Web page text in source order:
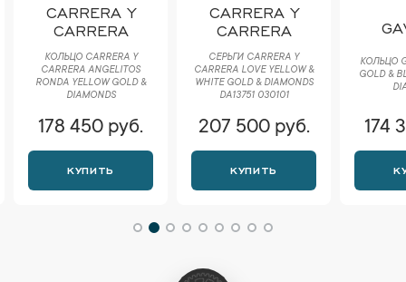
CARRERA Y
CARRERA
КОЛЬЦО CARRERA Y
CARRERA ANGELITOS
RONDA YELLOW GOLD &
DIAMONDS
178 450 руб.
КУПИТЬ
CARRERA Y
CARRERA
СЕРЬГИ CARRERA Y
CARRERA LOVE YELLOW &
WHITE GOLD & DIAMONDS
DA13751 030101
207 500 руб.
КУПИТЬ
КОЛЬЦО
GOLD &
174